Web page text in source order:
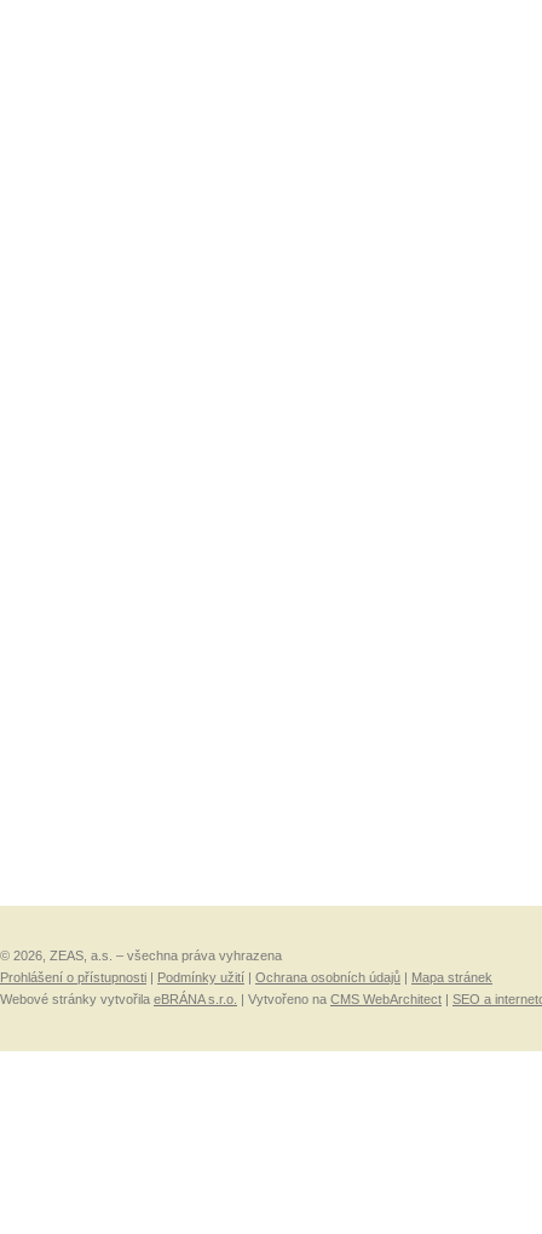
© 2026, ZEAS, a.s. – všechna práva vyhrazena
Prohlášení o přístupnosti
Podmínky užití Ochrana osobních údajů
Mapa stránek
Webové stránky vytvořila eBRÁNA s.r.o. | Vytvořeno na CMS WebArchitect SEO a